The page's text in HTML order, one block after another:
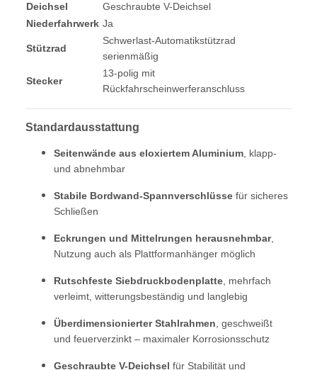
Deichsel
Geschraubte V-Deichsel
Niederfahrwerk Ja
Stützrad
Schwerlast-Automatikstützrad
serienmäßig
Stecker
13-polig mit
Rückfahrscheinwerferanschluss
Standardausstattung
Seitenwände aus eloxiertem Aluminium , klapp-
und abnehmbar
Stabile Bordwand-Spannverschlüsse für sicheres
Schließen
Eckrungen und Mittelrungen herausnehmbar,
Nutzung auch als Plattformanhänger möglich
Rutschfeste Siebdruckbodenplatte , mehrfach
verleimt, witterungsbeständig und langlebig
Überdimensionierter Stahlrahmen , geschweißt
und feuerverzinkt – maximaler Korrosionsschutz
Geschraubte V-Deichsel für Stabilität und